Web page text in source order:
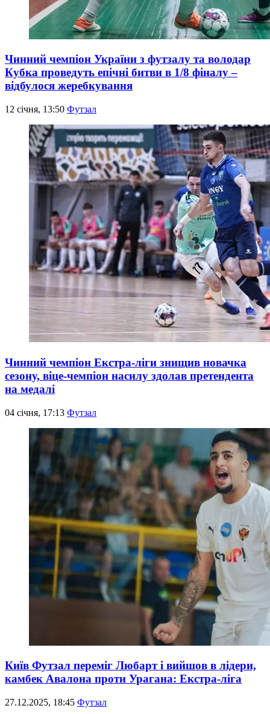
Чинний чемпіон України з футзалу та володар
Кубка проведуть епічні битви в 1/8 фіналу –
відбулося жеребкування
12 січня, 13:50 Футзал
Чинний чемпіон Екстра-ліги знищив новачка
сезону, віце-чемпіон насилу здолав претендента
на медалі
04 січня, 17:13 Футзал
Київ Футзал переміг Любарт і вийшов в лідери,
камбек Авалона проти Урагана: Екстра-ліга
27.12.2025, 18:45 Футзал